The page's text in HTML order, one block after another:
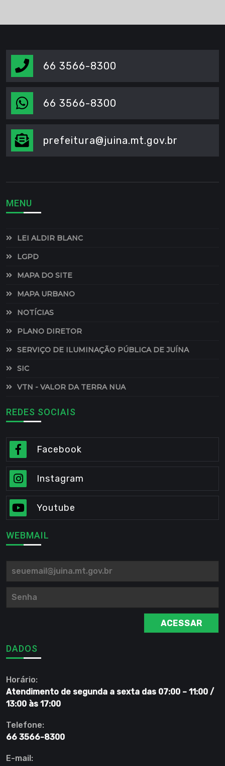
66 3566-8300
66 3566-8300
prefeitura@juina.mt.gov.br
MENU
LEI ALDIR BLANC
LGPD
MAPA DO SITE
MAPA URBANO
NOTÍCIAS
PLANO DIRETOR
SERVIÇO DE ILUMINAÇÃO PÚBLICA DE JUÍNA
SIC
VTN - VALOR DA TERRA NUA
REDES SOCIAIS
Facebook
Instagram
Youtube
WEBMAIL
ACESSAR
DADOS
Horário:
Atendimento de segunda a sexta das 07:00 – 11:00 /
13:00 às 17:00
Telefone:
66 3566-8300
E-mail: